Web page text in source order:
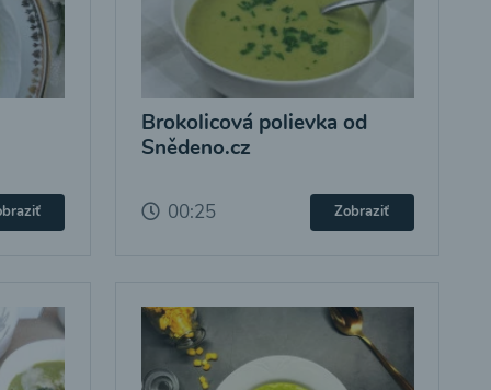
Brokolicová polievka od
Snědeno.cz
00:25 Zobraziť